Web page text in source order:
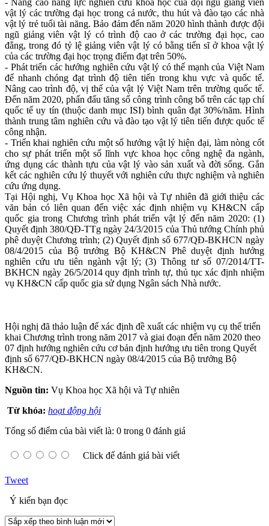
vật lý các trường đại học trong cả nước, thu hút và đào tạo các nhà
vật lý trẻ tuổi tài năng. Bảo đảm đến năm 2020 hình thành được đội
ngũ giảng viên vật lý có trình độ cao ở các trường đại học, cao
đẳng, trong đó tỷ lệ giảng viên vật lý có bằng tiến sĩ ở khoa vật lý
của các trường đại học trọng điểm đạt trên 50%.
- Phát triển các hướng nghiên cứu vật lý có thế mạnh của Việt Nam
để nhanh chóng đạt trình độ tiên tiến trong khu vực và quốc tế.
Nâng cao trình độ, vị thế của vật lý Việt Nam trên trường quốc tế.
Đến năm 2020, phấn đấu tăng số công trình công bố trên các tạp chí
quốc tế uy tín (thuộc danh mục ISI) bình quân đạt 30%/năm. Hình
thành trung tâm nghiên cứu và đào tạo vật lý tiên tiến được quốc tế
công nhận.
- Triển khai nghiên cứu một số hướng vật lý hiện đại, làm nòng cốt
cho sự phát triển một số lĩnh vực khoa học công nghệ đa ngành,
ứng dụng các thành tựu của vật lý vào sản xuất và đời sống. Gắn
kết các nghiên cứu lý thuyết với nghiên cứu thực nghiệm và nghiên
cứu ứng dụng.
Tại Hội nghị, Vụ Khoa học Xã hội và Tự nhiên đã giới thiệu các
văn bản có liên quan đến việc xác định nhiệm vụ KH&CN cấp
quốc gia trong Chương trình phát triển vật lý đến năm 2020: (1)
Quyết định 380/QĐ-TTg ngày 24/3/2015 của Thủ tướng Chính phủ
phê duyệt Chương trình; (2) Quyết định số 677/QĐ-BKHCN ngày
08/4/2015 của Bộ trưởng Bộ KH&CN Phê duyệt định hướng
nghiên cứu ưu tiên ngành vật lý; (3) Thông tư số 07/2014/TT-
BKHCN ngày 26/5/2014 quy định trình tự, thủ tục xác định nhiệm
vụ KH&CN cấp quốc gia sử dụng Ngân sách Nhà nước.
Hội nghị đã thảo luận để xác định đề xuất các nhiệm vụ cụ thể triển
khai Chương trình trong năm 2017 và giai đoạn đến năm 2020 theo
07 định hướng nghiên cứu cơ bản định hướng ưu tiên trong Quyết
định số 677/QĐ-BKHCN ngày 08/4/2015 của Bộ trưởng Bộ
KH&CN.
Nguồn tin: Vụ Khoa học Xã hội và Tự nhiên
Từ khóa: hoạt động hội
Tổng số điểm của bài viết là: 0 trong 0 đánh giá
Click để đánh giá bài viết
Tweet
Ý kiến bạn đọc